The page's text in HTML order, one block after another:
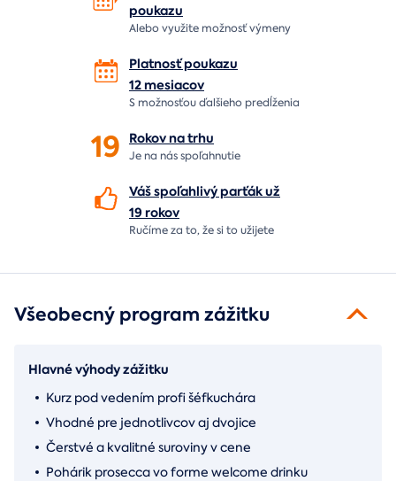
poukazu
Alebo využite možnosť výmeny
Platnosť poukazu
12 mesiacov
S možnosťou ďalšieho predĺženia
19 Rokov natrhu
Je na násspoľahnutie
Váš spoľahlivý parťák už
19 rokov
Ručíme za to,že si to užijete
Všeobecný program zážitku
Hlavné výhody zážitku
Kurz pod vedením profi šéfkuchára
Vhodné pre jednotlivcov aj dvojice
Čerstvé a kvalitné suroviny v cene
Pohárik prosecca vo forme welcome drinku